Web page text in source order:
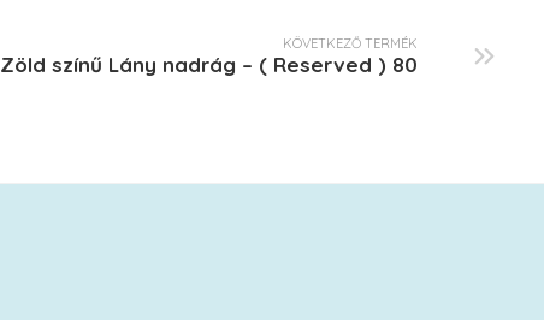
KÖVETKEZŐ TERMÉK
Zöld színű Lány nadrág – ( Reserved ) 80